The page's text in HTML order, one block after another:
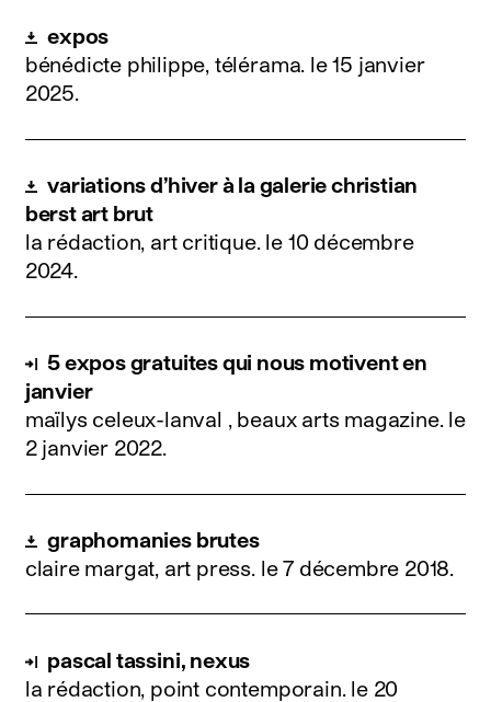
expos
bénédicte philippe, télérama. le 15 janvier
2025.
variations d’hiver à la galerie christian
berst art brut
la rédaction, art critique. le 10 décembre
2024.
5 expos gratuites qui nous motivent en
janvier
maïlys celeux-lanval , beaux arts magazine. le
2 janvier 2022.
graphomanies brutes
claire margat, art press. le 7 décembre 2018.
pascal tassini, nexus
la rédaction, point contemporain. le 20